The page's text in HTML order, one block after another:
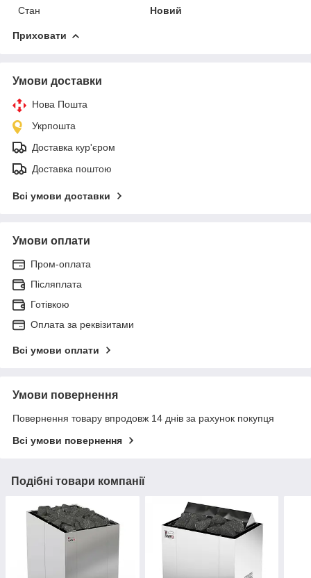
Стан
Новий
Приховати
Умови доставки
Нова Пошта
Укрпошта
Доставка кур'єром
Доставка поштою
Всі умови доставки
Умови оплати
Пром-оплата
Післяплата
Готівкою
Оплата за реквізитами
Всі умови оплати
Умови повернення
Повернення товару впродовж 14 днів за рахунок покупця
Всі умови повернення
Подібні товари компанії